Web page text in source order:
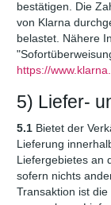
bestätigen. Die
von Klarna
belastet. Nähere
https://
5) Liefer-
5.1 Bietet der
Lieferung
Liefergebietes an
sofern nichts
Transaktion ist